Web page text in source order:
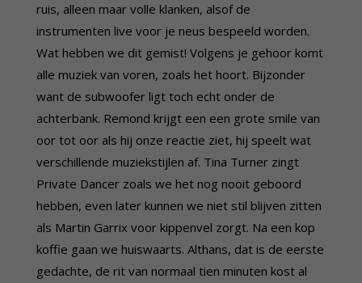
ruis, alleen maar volle klanken, alsof de
instrumenten live voor je neus bespeeld worden.
Wat hebben we dit gemist! Volgens je gehoor komt
alle muziek van voren, zoals het hoort. Bijzonder
want de subwoofer ligt toch echt onder de
achterbank. Remond krijgt een een grote smile van
oor tot oor als hij onze reactie ziet, hij speelt wat
verschillende muziekstijlen af. Tina Turner zingt
Private Dancer zoals we het nog nooit geboord
hebben, even later kunnen we niet stil blijven zitten
als Martin Garrix voor kippenvel zorgt. Na een kop
koffie gaan we huiswaarts. Althans, dat is de eerste
gedachte, de rit van normaal tien minuten kost al